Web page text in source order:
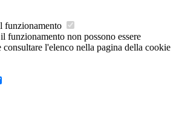
funzionamento
funzionamento non possono essere
l'elenco nella pagina della cookie